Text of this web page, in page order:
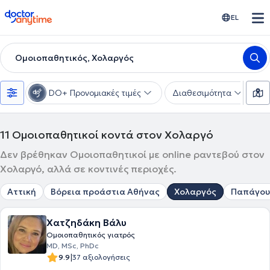
doctoranytime EL
Ομοιοπαθητικός, Χολαργός
DO+ Προνομιακές τιμές Διαθεσιμότητα
11 Ομοιοπαθητικοί κοντά στον Χολαργό
Δεν βρέθηκαν Ομοιοπαθητικοί με online ραντεβού στον
Χολαργό, αλλά σε κοντινές περιοχές.
Αττική Βόρεια προάστια Αθήνας Χολαργός Παπάγου
Χατζηδάκη Βάλυ
Ομοιοπαθητικός γιατρός
MD, MSc, PhDc
9.9|37 αξιολογήσεις